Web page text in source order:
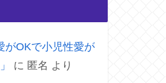
がOKで小児性愛が
に 匿名 より